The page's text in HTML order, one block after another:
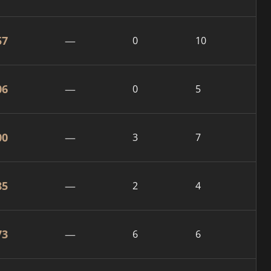
— 0 10
— 0 5
— 3 7
— 2 4
— 6 6